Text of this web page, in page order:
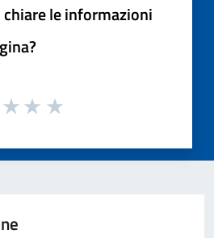
le informazioni